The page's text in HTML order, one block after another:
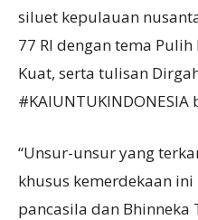
siluet kepulauan
77 RI dengan tema
Kuat, serta tulisan
“Unsur-unsur yang
khusus kemerdekaan
pancasila dan Bhinneka